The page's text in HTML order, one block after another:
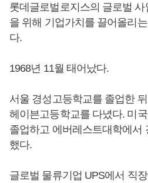
롯데글로벌로지스의 글로벌
을 위해 기업가치를 끌어올리
다.
1968년 11월 태어났다.
서울 경성고등학교를 졸업한
헤이븐고등학교를 다녔다. 미
졸업하고 에버레스트대학에서
했다.
글로벌 물류기업 UPS에서 직